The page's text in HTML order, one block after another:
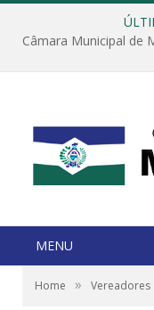
MENU
Home » Vereadores